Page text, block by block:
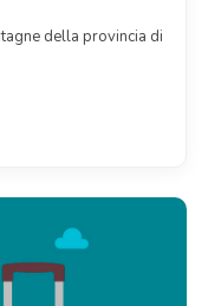
della provincia di